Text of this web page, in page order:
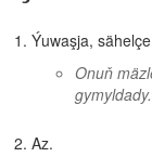
Ýuwaşja,
Onuň
gymyldady.
Az.